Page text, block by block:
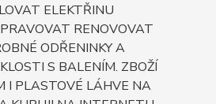
ELEKTŘINU
RENOVOVAT
ODŘENINKY A
S BALENÍM. ZBOŽÍ
I PLASTOVÉ LÁHVE NA